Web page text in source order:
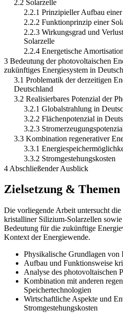
2.2 Solarzelle
2.2.1 Prinzipieller Aufbau
2.2.2 Funktionprinzip einer
2.2.3 Wirkungsgrad und
Solarzelle
2.2.4 Energetische
3 Bedeutung der photovoltaischen
zukünftiges Energiesystem in
3.1 Problematik der derzeitigen
Deutschland
3.2 Realisierbares Potenzial der
3.2.1 Globalstrahlung in
3.2.2 Flächenpotenzial in
3.2.3
3.3 Kombination regenerativer
3.3.1
3.3.2 Stromgestehungskosten
4 Abschließender Ausblick
Zielsetzung & Themen
Die vorliegende Arbeit untersucht
kristalliner Silizium-Solarzellen
Bedeutung für die zukünftige
Kontext der Energiewende.
Physikalische Grundlagen von
Aufbau und Funktionsweise
Analyse des photovoltaischen
Kombination mit anderen
Speichertechnologien
Wirtschaftliche Aspekte und
Stromgestehungskosten